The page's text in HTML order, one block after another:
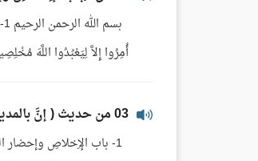
أُمِرُوا إِلاَّ لِيَعْبُدُوا اللَّهَ
03 من حديث ( إنَّ بالمدينة لرجالاً ما سرتم مسيرا، وَلا قطعتم واديا إلا كانوا معكم..)